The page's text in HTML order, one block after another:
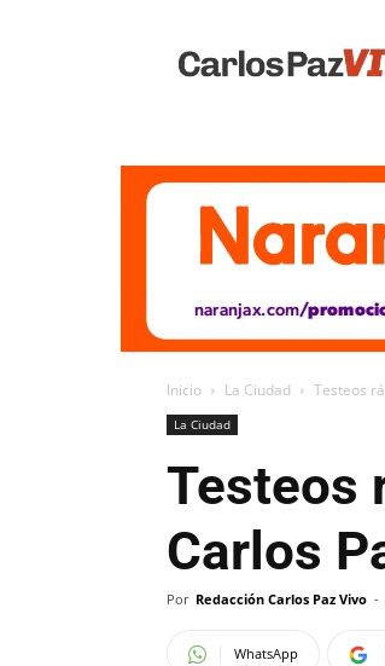
Vivo
Inicio La Ciudad Testeos
La Ciudad
Testeos
Carlos
Por Redacción Carlos Paz Vivo -
WhatsApp